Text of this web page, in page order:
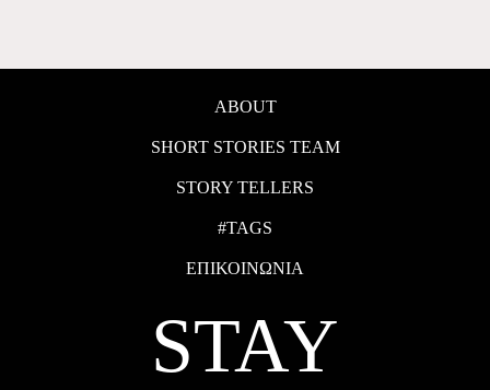
ABOUT
SHORT STORIES TEAM
STORY TELLERS
#TAGS
ΕΠΙΚΟΙΝΩΝΙΑ
STAY